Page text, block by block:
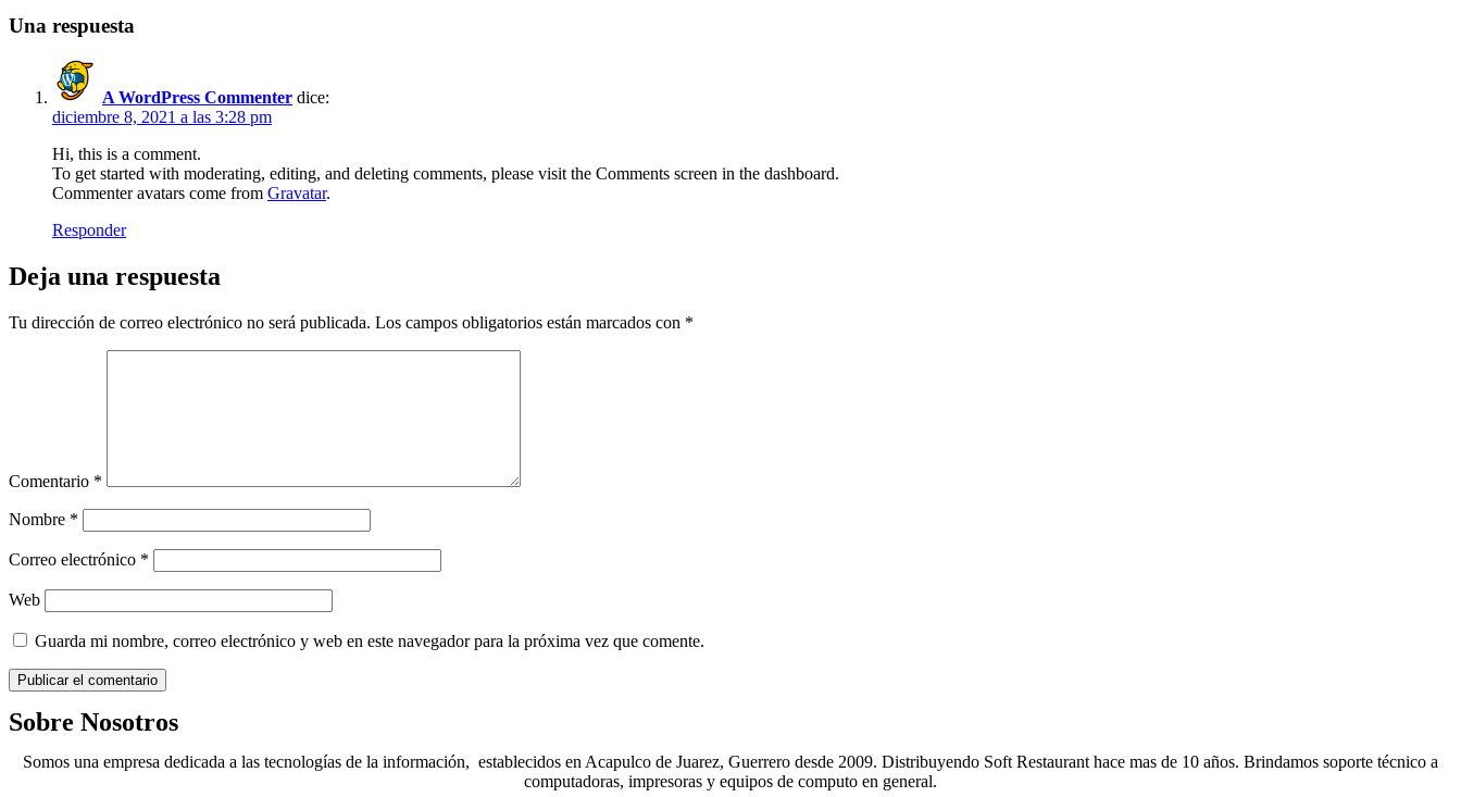
Una respuesta
A WordPress Commenter dice:
diciembre 8, 2021 a las 3:28 pm
Hi, this is a comment.
To get started with moderating, editing, and deleting comments, please visit the Comments screen in the dashboard.
Commenter avatars come from Gravatar.
Responder
Deja una respuesta
Tu dirección de correo electrónico no será publicada. Los campos obligatorios están marcados con *
Comentario *
Nombre *
Correo electrónico *
Web
Guarda mi nombre, correo electrónico y web en este navegador para la próxima vez que comente.
Sobre Nosotros
Somos una empresa dedicada a las tecnologías de la información, establecidos en Acapulco de Juarez, Guerrero desde 2009. Distribuyendo Soft Restaurant hace mas de 10 años. Brindamos soporte técnico a
computadoras, impresoras y equipos de computo en general.